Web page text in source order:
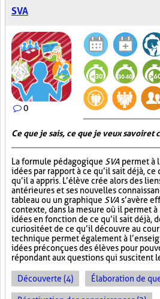
SVA
0
Ce que je sais, ce que je veux savoir et
La formule pédagogique SVA permet à
idées par rapport à ce qu’il sait déjà, ce
qu’il a appris. L’élève crée alors des
antérieures et ses nouvelles
tableau ou un graphique SVA s’avère
contexte, dans la mesure où il permet à
idées en fonction de ce qu’il sait déjà,
curiosité et de ce qu’il découvre au
technique permet également à
idées préconçues des élèves pour
répondant aux questions qui suscitent
Découverte (4) Élaboration de